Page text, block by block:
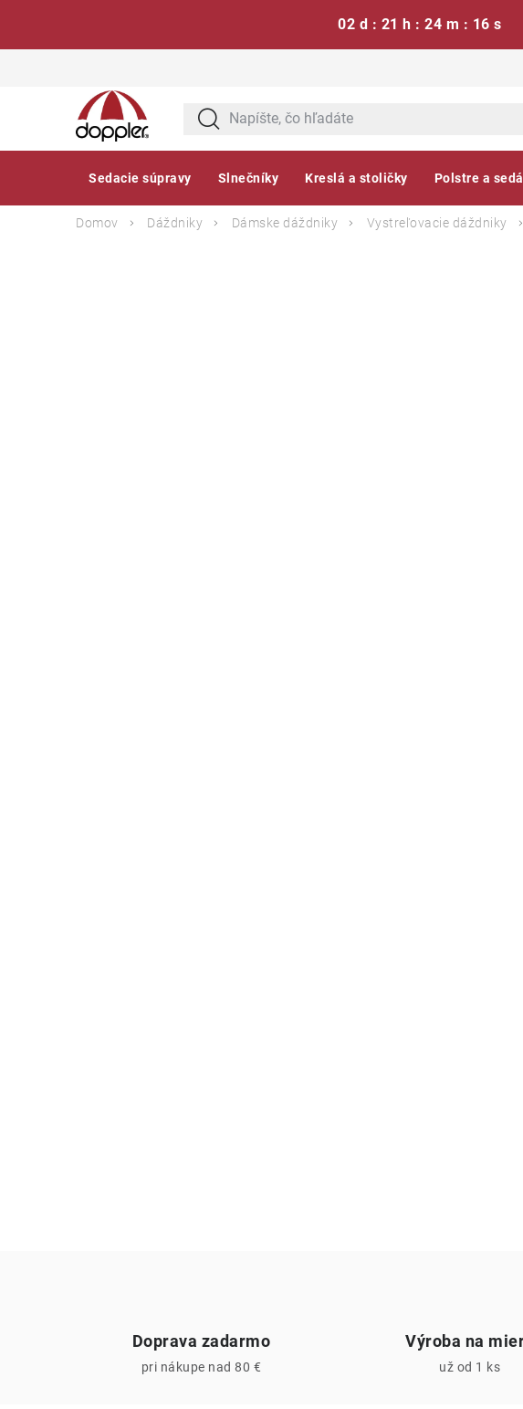
02 d : 21 h : 24 m : 15 s
Sedacie súpravy Slnečníky Kreslá a stoličky Polstre a
Domov Dáždniky Dámske dáždniky Vystreľovacie dáždniky
Doprava zadarmo
pri nákupe nad 80 €
Výroba na
už od 1 ks